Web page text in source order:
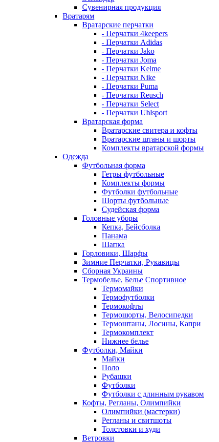
Сувенирная продукция
Вратарям
Вратарские перчатки
- Перчатки 4keepers
- Перчатки Adidas
- Перчатки Jako
- Перчатки Joma
- Перчатки Kelme
- Перчатки Nike
- Перчатки Puma
- Перчатки Reusch
- Перчатки Select
- Перчатки Uhlsport
Вратарская форма
Вратарские свитера и кофты
Вратарские штаны и шорты
Комплекты вратарской формы
Одежда
Футбольная форма
Гетры футбольные
Комплекты формы
Футболки футбольные
Шорты футбольные
Судейская форма
Головные уборы
Кепка, Бейсболка
Панама
Шапка
Горловики, Шарфы
Зимние Перчатки, Рукавицы
Сборная Украины
Термобелье, Белье Спортивное
Термомайки
Термофутболки
Термокофты
Термошорты, Велосипедки
Термоштаны, Лосины, Капри
Термокомплект
Нижнее белье
Футболки, Майки
Майки
Поло
Рубашки
Футболки
Футболки с длинным рукавом
Кофты, Регланы, Олимпийки
Олимпийки (мастерки)
Регланы и свитшоты
Толстовки и худи
Ветровки